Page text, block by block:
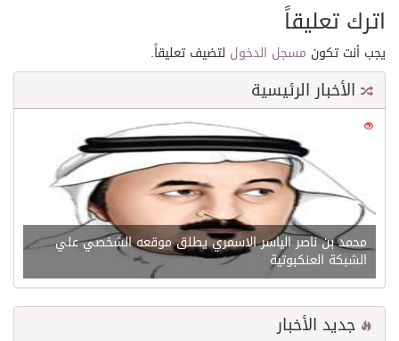
اترك تعليقاً
يجب أنت تكون مسجل الدخول لتضيف تعليقاً.
الأخبار الرئيسية
21537
محمد بن ناصر الياسر الاسمري يطلق موقعه الشخصي علي
الشبكة العنكبوتية
جديد الأخبار